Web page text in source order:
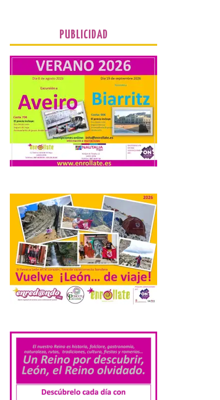
Morán nos envía desde la carretera […]
Camarzius fest: frente al
macroevento, un festival
cultural transformador
que apuesta por el legado.
6 Ago 2026
Los días 7, 8 y 9 de agosto
de 2026, Camarzana de
Tera volverá a convertirse
en punto de encuentro,
música en directo mueve grandes
fenómenos de […]
El Ayuntamiento de
Cabrillanes analizará,
conforme a la legalidad, la
solicitud para la
celebración del Iberia
Eclipse Festival
Durante la mañana de ayer
miércoles ha sido
registrada en el
Ayuntamiento una
solicitud relacionada con
informaciones aparecidas en distintos
medios de comunicación sobre la posible
PUBLICIDAD